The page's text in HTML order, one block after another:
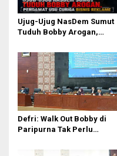
Ujug-Ujug NasDem Sumut
Tuduh Bobby Arogan,
Reklame
Defri: Walk Out Bobby di
Paripurna Tak Perlu
Kourum